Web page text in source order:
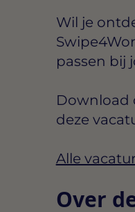
Wil je
passen bij
Download
deze
Alle
Over